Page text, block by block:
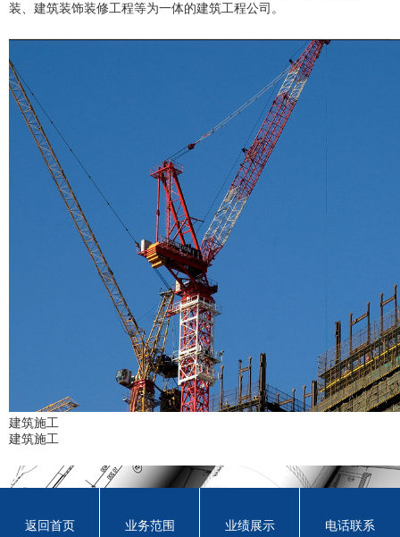
装、建筑装饰装修工程等为一体的建筑工程公司。
建筑施工
建筑施工
返回首页 业务范围 业绩展示 电话联系